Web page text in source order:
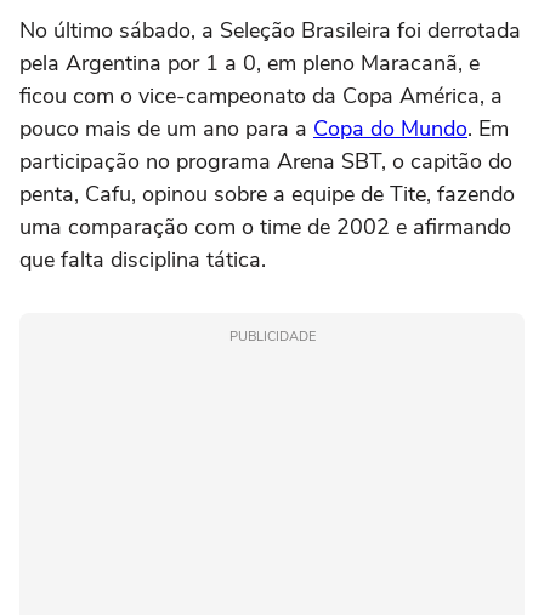
No último sábado, a Seleção Brasileira foi derrotada
pela Argentina por 1 a 0, em pleno Maracanã, e
ficou com o vice-campeonato da Copa América, a
pouco mais de um ano para a Copa do Mundo. Em
participação no programa Arena SBT, o capitão do
penta, Cafu, opinou sobre a equipe de Tite, fazendo
uma comparação com o time de 2002 e afirmando
que falta disciplina tática.
PUBLICIDADE